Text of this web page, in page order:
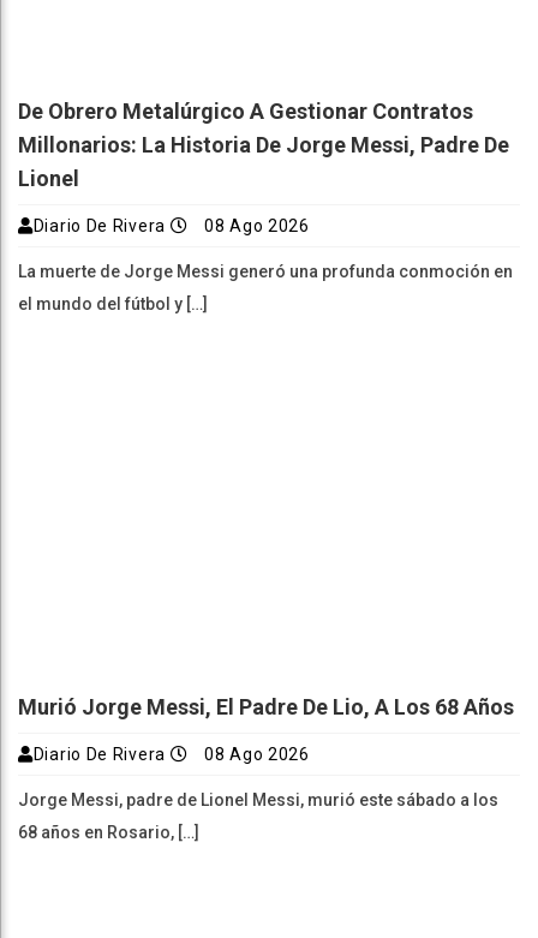
De Obrero Metalúrgico A Gestionar Contratos
Millonarios: La Historia De Jorge Messi, Padre De
Lionel
Diario De Rivera 08 Ago 2026
La muerte de Jorge Messi generó una profunda conmoción en
el mundo del fútbol y […]
Murió Jorge Messi, El Padre De Lio, A Los 68 Años
Diario De Rivera 08 Ago 2026
Jorge Messi, padre de Lionel Messi, murió este sábado a los
68 años en Rosario, […]